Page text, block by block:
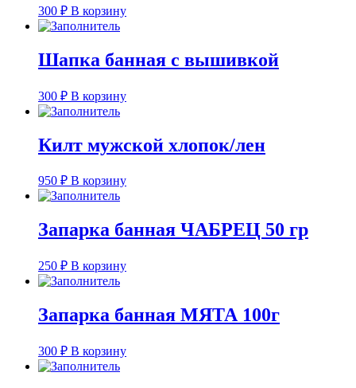
300 ₽ В корзину
Шапка банная с вышивкой
300 ₽ В корзину
Килт мужской хлопок/лен
950 ₽ В корзину
Запарка банная ЧАБРЕЦ 50 гр
250 ₽ В корзину
Запарка банная МЯТА 100г
300 ₽ В корзину